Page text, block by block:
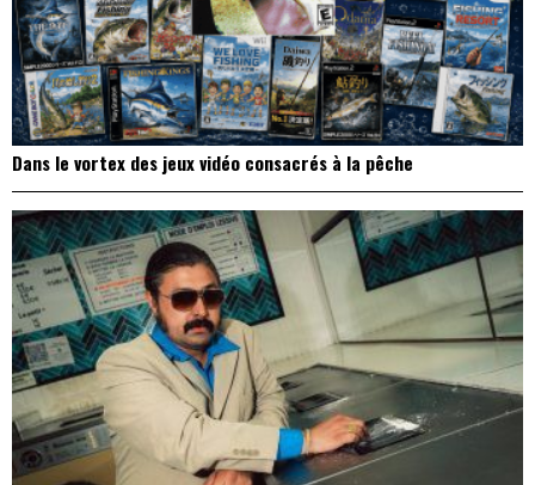
Dans le vortex des jeux vidéo consacrés à la pêche